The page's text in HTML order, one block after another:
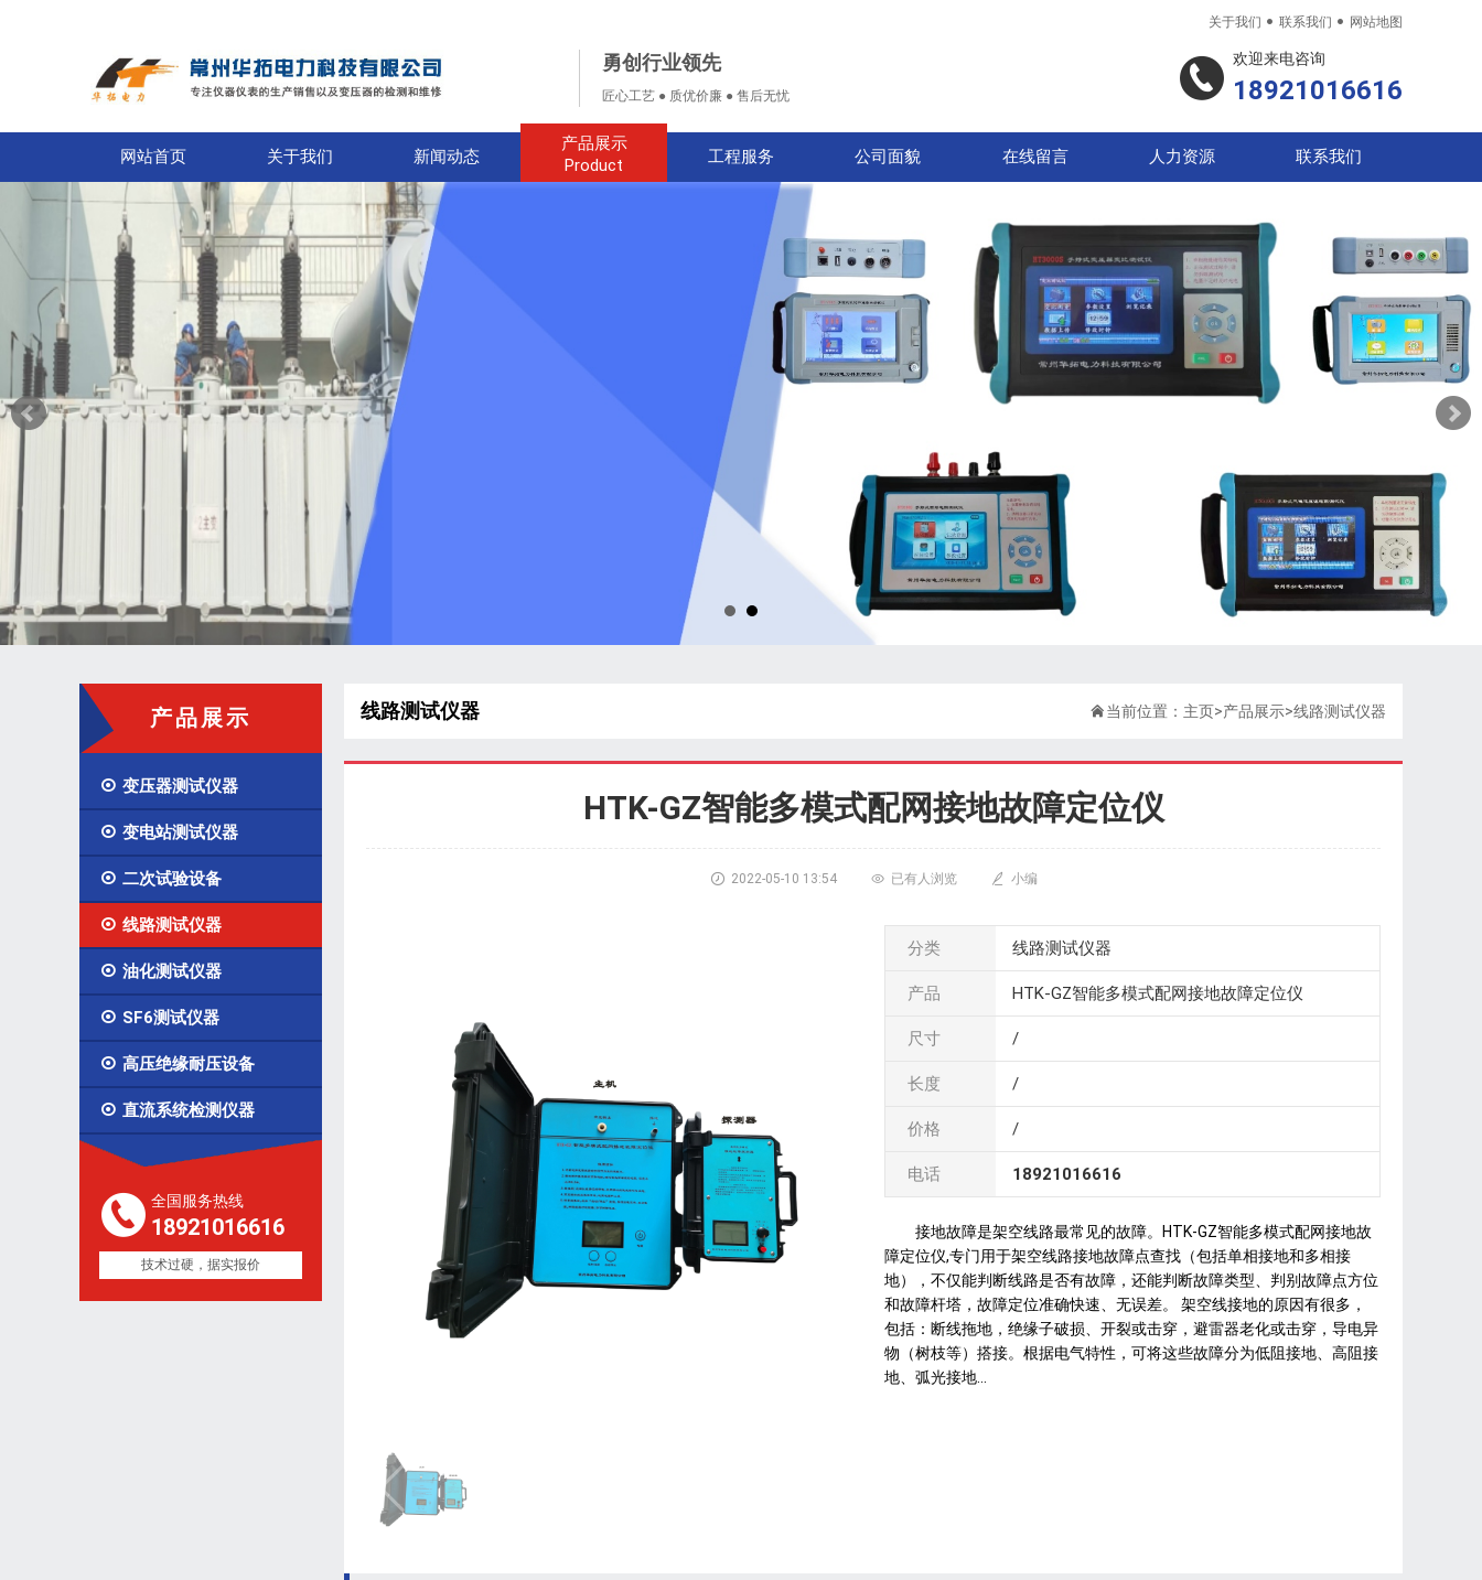
关于我们  联系我们  网站地图
勇创行业领先
匠心工艺 ● 质优价廉 ● 售后无忧
欢迎来电咨询
18921016616
网站首页 关于我们 新闻动态
产品展示
Product
工程服务 公司面貌 在线留言 人力资源 联系我们
产品展示
 变压器测试仪器
 变电站测试仪器
 二次试验设备
 线路测试仪器
 油化测试仪器
 SF6测试仪器
 高压绝缘耐压设备
 直流系统检测仪器
全国服务热线
18921016616
技术过硬，据实报价
线路测试仪器 当前位置： 主页>产品展示>线路测试仪器
HTK-GZ智能多模式配网接地故障定位仪
 2022-05-10 13:54  已有人浏览  小编
分类 线路测试仪器
产品 HTK-GZ智能多模式配网接地故障定位仪
尺寸 /
长度 /
价格 /
电话 18921016616
接地故障是架空线路最常见的故障。HTK-GZ智能多模式配网接地故
障定位仪,专门用于架空线路接地故障点查找（包括单相接地和多相接
地），不仅能判断线路是否有故障，还能判断故障类型、判别故障点方位
和故障杆塔，故障定位准确快速、无误差。 架空线接地的原因有很多，
包括：断线拖地，绝缘子破损、开裂或击穿，避雷器老化或击穿，导电异
物（树枝等）搭接。根据电气特性，可将这些故障分为低阻接地、高阻接
地、弧光接地...